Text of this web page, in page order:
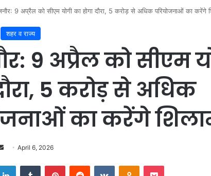
9 अप्रैल को सीएम योगी का होगा दौरा, 5 करोड़ से अधिक परियोजनाओं का करेंगे
शहर व राज्य
9 अप्रैल को सीएम
5 करोड़ से अधिक
का करेंगे
Send
email
April 6, 2026
LinkedInTumblr PinterestReddit VKontakteOdnoklassniki
Pocket